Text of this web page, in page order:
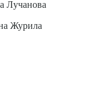
Лучанова
Журила